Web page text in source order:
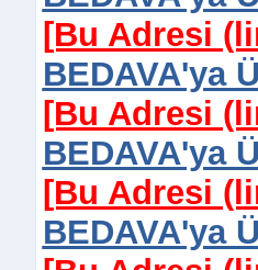
[Bu Adresi
BEDAVA'ya
[Bu Adresi
BEDAVA'ya
[Bu Adresi
BEDAVA'ya